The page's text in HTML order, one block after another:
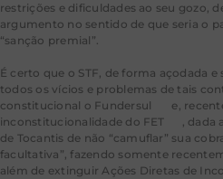
restrições e dificuldades ao seu gozo,
argumento no sentido de que seria o
“sanção premial”.
É certo que o STF, de forma açodada
todos os vícios e problemas de tais
constitucional o Fundersul
e,
inconstitucionalidade do FET
, dada
de Tocantis de não “camuflar” sua
facultativa”, fazendo somente
além de extinguir Ações Diretas de